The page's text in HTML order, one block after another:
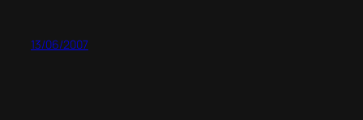
13/06/2007